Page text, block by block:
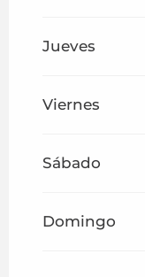
Jueves
Viernes
Sábado
Domingo